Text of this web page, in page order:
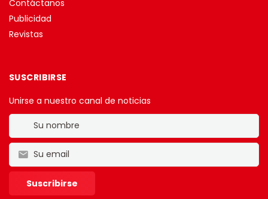
Contáctanos
Publicidad
Revistas
SUSCRIBIRSE
Unirse a nuestro canal de noticias